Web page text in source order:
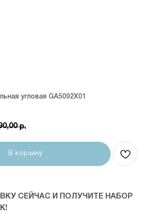
угловая GA5092X01
р.
В корзину
СЕЙЧАС И ПОЛУЧИТЕ НАБОР